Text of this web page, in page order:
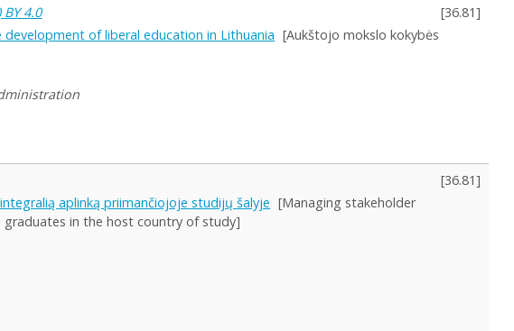
BY 4.0 [36.81]
of liberal education in Lithuania [Aukštojo mokslo kokybės
[36.81]
aplinką priimančiojoje studijų šalyje [Managing stakeholder
in the host country of study]